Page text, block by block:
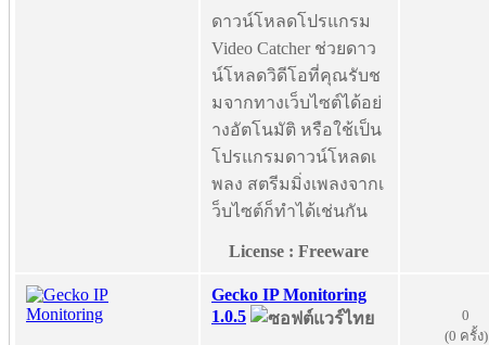
ดาวน์โหลดโปรแกรม
Video Catcher ช่วยดาว
น์โหลดวิดีโอที่คุณรับช
มจากทางเว็บไซต์ได้อย่
างอัตโนมัติ หรือใช้เป็น
โปรแกรมดาวน์โหลดเ
พลง สตรีมมิ่งเพลงจากเ
ว็บไซต์ก็ทำได้เช่นกัน
License : Freeware
Gecko IP Monitoring
1.0.5
0
(0 ครั้ง)